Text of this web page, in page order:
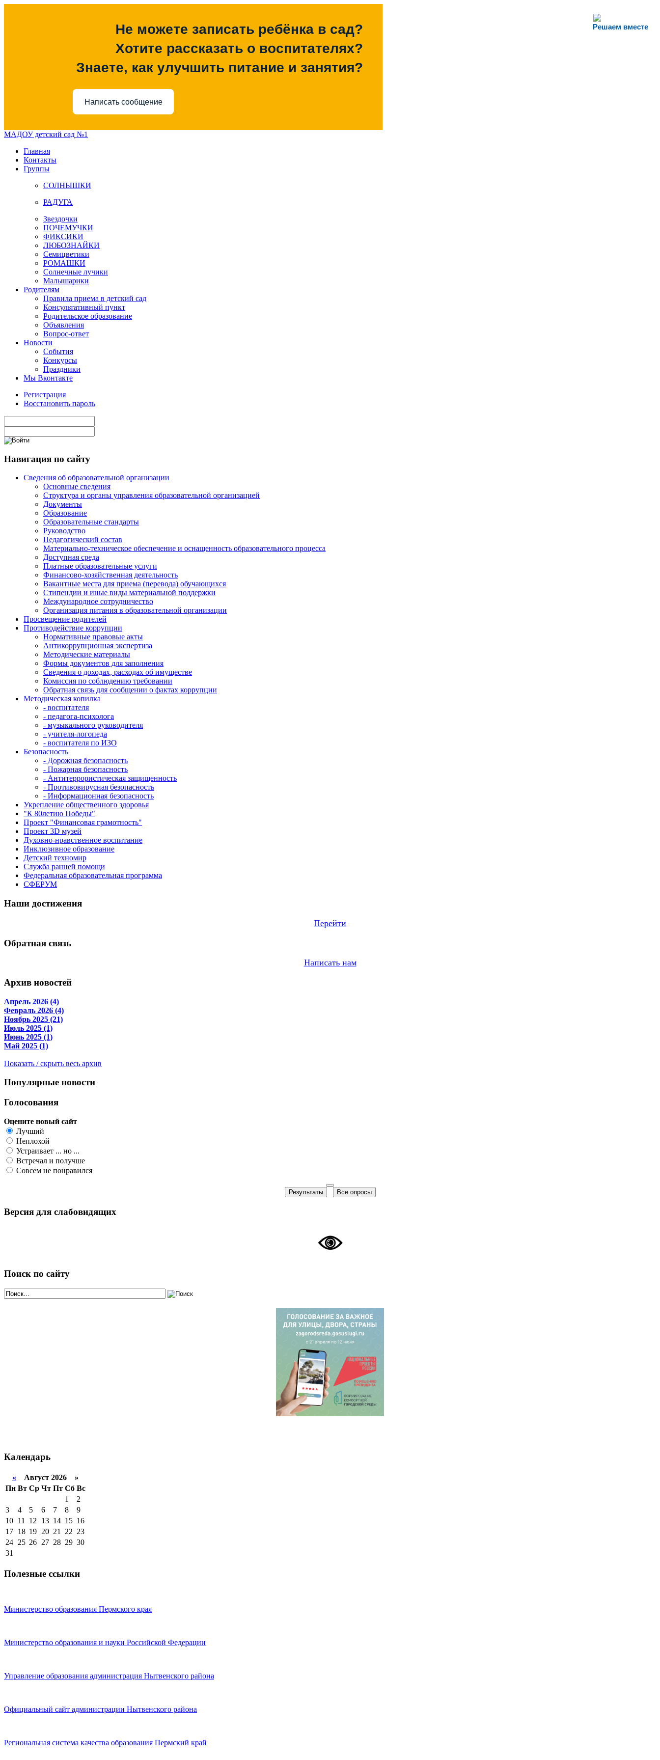
Решаем вместе
Не можете записать ребёнка в сад?
Хотите рассказать о воспитателях?
Знаете, как улучшить питание и занятия?
Написать сообщение
МАДОУ детский сад №1
Главная
Контакты
Группы
СОЛНЫШКИ
РАДУГА
Звездочки
ПОЧЕМУЧКИ
ФИКСИКИ
ЛЮБОЗНАЙКИ
Семицветики
РОМАШКИ
Солнечные лучики
Малышарики
Родителям
Правила приема в детский сад
Консультативный пункт
Родительское образование
Объявления
Вопрос-ответ
Новости
События
Конкурсы
Праздники
Мы Вконтакте
Регистрация
Восстановить пароль
Навигация по сайту
Сведения об образовательной организации
Основные сведения
Структура и органы управления образовательной организацией
Документы
Образование
Образовательные стандарты
Руководство
Педагогический состав
Материально-техническое обеспечение и оснащенность образовательного процесса
Доступная среда
Платные образовательные услуги
Финансово-хозяйственная деятельность
Вакантные места для приема (перевода) обучающихся
Стипендии и иные виды материальной поддержки
Международное сотрудничество
Организация питания в образовательной организации
Просвещение родителей
Противодействие коррупции
Нормативные правовые акты
Антикоррупционная экспертиза
Методические материалы
Формы документов для заполнения
Сведения о доходах, расходах об имуществе
Комиссия по соблюдению требовании
Обратная связь для сообщении о фактах коррупции
Методическая копилка
- воспитателя
- педагога-психолога
- музыкального руководителя
- учителя-логопеда
- воспитателя по ИЗО
Безопасность
- Дорожная безопасность
- Пожарная безопасность
- Антитеррористическая защищенность
- Противовирусная безопасность
- Информационная безопасность
Укрепление общественного здоровья
"К 80летию Победы"
Проект "Финансовая грамотность"
Проект 3D музей
Духовно-нравственное воспитание
Инклюзивное образование
Детский техномир
Служба ранней помощи
Федеральная образовательная программа
СФЕРУМ
Наши достижения
Перейти
Обратная связь
Написать нам
Архив новостей
Апрель 2026 (4)
Февраль 2026 (4)
Ноябрь 2025 (21)
Июль 2025 (1)
Июнь 2025 (1)
Май 2025 (1)
Показать / скрыть весь архив
Популярные новости
Голосования
Оцените новый сайт
Лучший
Неплохой
Устраивает ... но ...
Встречал и получше
Совсем не понравился
Результаты Все опросы
Версия для слабовидящих
Поиск по сайту
Календарь
« Август 2026 »
Пн Вт Ср Чт Пт Сб Вс
1
2
3
4 5 6 7 8
9
10 11 12 13 14 15 16
17 18 19 20 21 22 23
24 25 26 27 28 29 30
31
Полезные ссылки
Министерство образования Пермского края
Министерство образования и науки Российской Федерации
Управление образования администрация Нытвенского района
Официальный сайт администрации Нытвенского района
Региональная система качества образования Пермский край